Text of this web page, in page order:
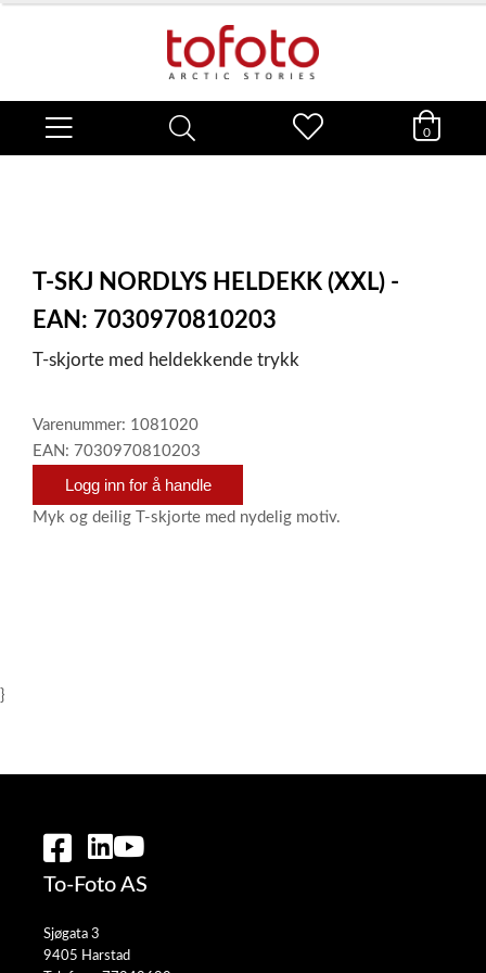
0
T-SKJ NORDLYS HELDEKK (XXL) -
EAN: 7030970810203
T-skjorte med heldekkende trykk
Varenummer: 1081020
EAN: 7030970810203
Logg inn for å handle
Myk og deilig T-skjorte med nydelig motiv.
}
To-Foto AS
Sjøgata 3
9405 Harstad